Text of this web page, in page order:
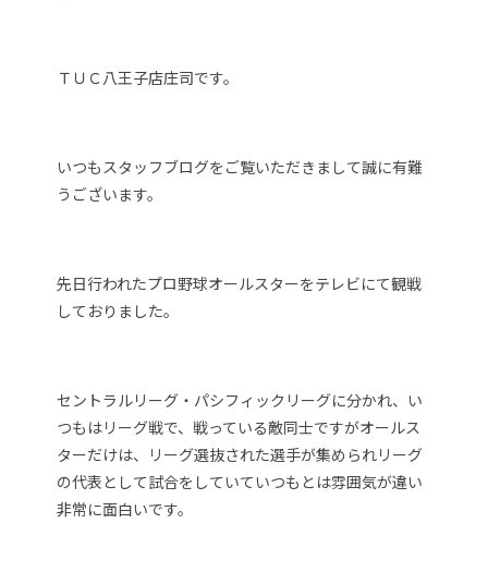
ＴＵＣ八王子店庄司です。
いつもスタッフブログをご覧いただきまして誠に有難
うございます。
先日行われたプロ野球オールスターをテレビにて観戦
しておりました。
セントラルリーグ・パシフィックリーグに分かれ、い
つもはリーグ戦で、戦っている敵同士ですがオールス
ターだけは、リーグ選抜された選手が集められリーグ
の代表として試合をしていていつもとは雰囲気が違い
非常に面白いです。